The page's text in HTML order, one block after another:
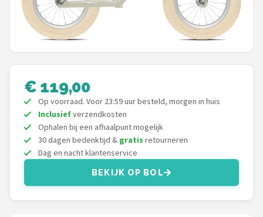
Shop
POPULAIRE MERKEN
Basil
Volare
ABUS
AXA
New Looxs
€ 119,00
Op voorraad. Voor 23:59 uur besteld, morgen in huis
Inclusiefverzendkosten
Ophalen bij een afhaalpunt mogelijk
30 dagen bedenktijd & gratis retourneren
Dag en nacht klantenservice
BEKIJK OP BOL